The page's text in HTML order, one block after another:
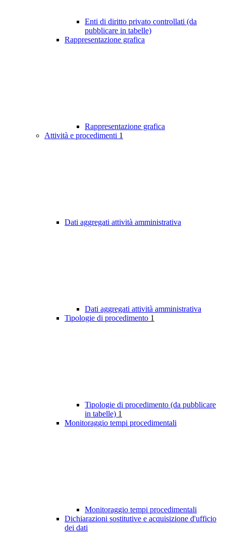
Enti di diritto privato controllati (da
pubblicare in tabelle)
Rappresentazione grafica
Rappresentazione grafica
Attività e procedimenti 1
Dati aggregati attività amministrativa
Dati aggregati attività amministrativa
Tipologie di procedimento 1
Tipologie di procedimento (da pubblicare
in tabelle) 1
Monitoraggio tempi procedimentali
Monitoraggio tempi procedimentali
Dichiarazioni sostitutive e acquisizione d'ufficio
dei dati